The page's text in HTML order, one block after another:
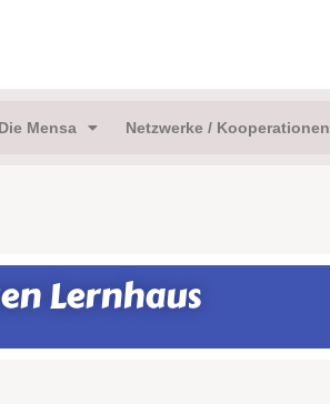
Die Mensa Netzwerke / Kooperationen
Lernhaus